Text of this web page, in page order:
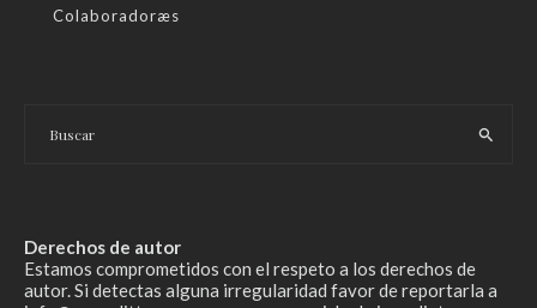
Colaboradoræs
Derechos de autor
Estamos comprometidos con el respeto a los derechos de
autor. Si detectas alguna irregularidad favor de reportarla a